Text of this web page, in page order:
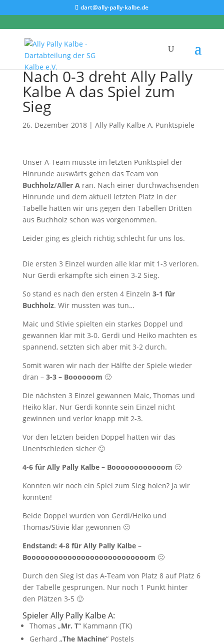
dart@ally-pally-kalbe.de
Nach 0-3 dreht Ally Pally
Kalbe A das Spiel zum
Sieg
26. Dezember 2018| Ally Pally Kalbe A, Punktspiele
Unser A-Team musste im letzten Punktspiel der
Hinrunde auswärts gehen das Team von
Buchholz/Aller Aran. Nach einer durchwachsenden
Hinrunde und dem aktuell letzten Platz in der
Tabelle hatten wir uns gegen den Tabellen Dritten
aus Buchholz schon was vorgenommen.
Leider ging es gleich richtig schlecht für uns los.
Die ersten 3 Einzel wurden alle klar mit 1-3 verloren.
Nur Gerdi erkämpfte sich einen 3-2 Sieg.
So stand es nach den ersten 4 Einzeln 3-1 für
Buchholz. Wir mussten was tun…
Maic und Stivie spielten ein starkes Doppel und
gewannen klar mit 3-0. Gerdi und Heiko machten es
spannend, setzten sich aber mit 3-2 durch.
Somit waren wir nach der Hälfte der Spiele wieder
dran – 3-3 – Boooooom 🙂
Die nächsten 3 Einzel gewannen Maic, Thomas und
Heiko klar. Nur Gerdi konnte sein Einzel nicht
gewinnen und verlor knapp mit 2-3.
Vor den letzten beiden Doppel hatten wir das
Unentschieden sicher 🙂
4-6 für Ally Pally Kalbe – Boooooooooooom 🙂
Konnten wir noch ein Spiel zum Sieg holen? Ja wir
konnten!
Beide Doppel wurden von Gerdi/Heiko und
Thomas/Stivie klar gewonnen 🙂
Endstand: 4-8 für Ally Pally Kalbe –
Booooooooooooooooooooooooooom 🙂
Durch den Sieg ist das A-Team von Platz 8 auf Platz 6
der Tabelle gesprungen. Nur noch 1 Punkt hinter
den Plätzen 3-5 🙂
Spieler Ally Pally Kalbe A:
Thomas „Mr. T“ Kammann (TK)
Gerhard „The Machine“ Postels